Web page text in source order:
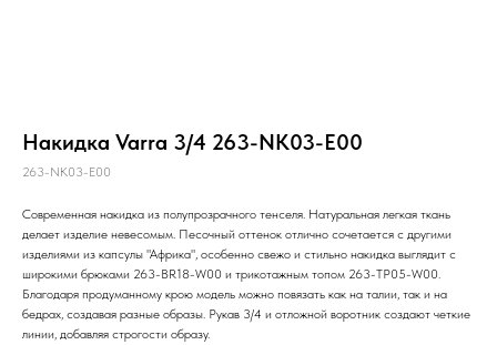
Накидка Varra 3/4 263-NK03-E00
263-NK03-E00
Современная накидка из полупрозрачного тенселя. Натуральная легкая ткань
делает изделие невесомым. Песочный оттенок отлично сочетается с другими
изделиями из капсулы "Африка", особенно свежо и стильно накидка выглядит с
широкими брюками 263-BR18-W00 и трикотажным топом 263-TP05-W00.
Благодаря продуманному крою модель можно повязать как на талии, так и на
бедрах, создавая разные образы. Рукав 3/4 и отложной воротник создают четкие
линии, добавляя строгости образу.